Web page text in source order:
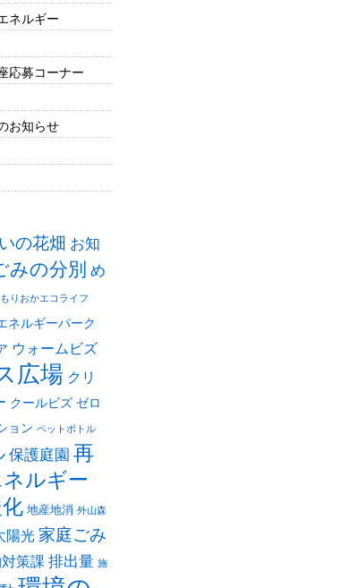
ネルギー
応募コーナー
お知らせ
の花畑 お知
みの分別 め
もりおかエコライフ
ネルギーパーク
ウォームビズ
広場 クリ
クールビズ ゼロ
ョン ペットボトル
保護庭園 再
ルギー
地産地消 外山森
陽光 家庭ごみ
策課 排出量 施